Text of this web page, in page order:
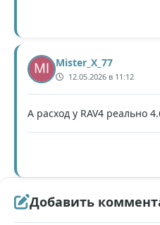
Mister_X_77
12.05.2026 в 11:12
А расход у RAV4 реально
Добавить